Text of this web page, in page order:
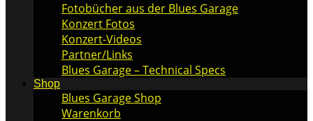
Fotobücher aus der Blues Garage
Konzert Fotos
Konzert-Videos
Partner/Links
Blues Garage – Technical Specs
Shop
Blues Garage Shop
Warenkorb